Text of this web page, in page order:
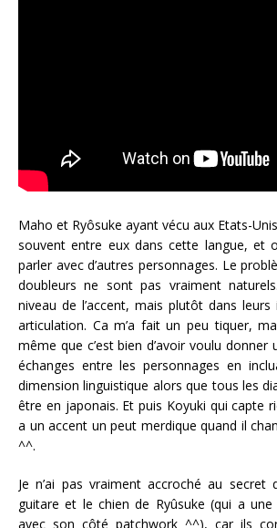
Maho et Ryôsuke ayant vécu aux Etats-
souvent entre eux dans cette langue, et
parler avec d’autres personnages. Le
doubleurs ne sont pas vraiment
niveau de l’accent, mais plutôt dans
articulation. Ca m’a fait un peu tiquer,
même que c’est bien d’avoir voulu
échanges entre les personnages en
dimension linguistique alors que tous les
être en japonais. Et puis Koyuki qui capte
a un accent un peut merdique quand il
^^.
Je n’ai pas vraiment accroché au secret
guitare et le chien de Ryûsuke (qui a
avec son côté patchwork ^^), car ils